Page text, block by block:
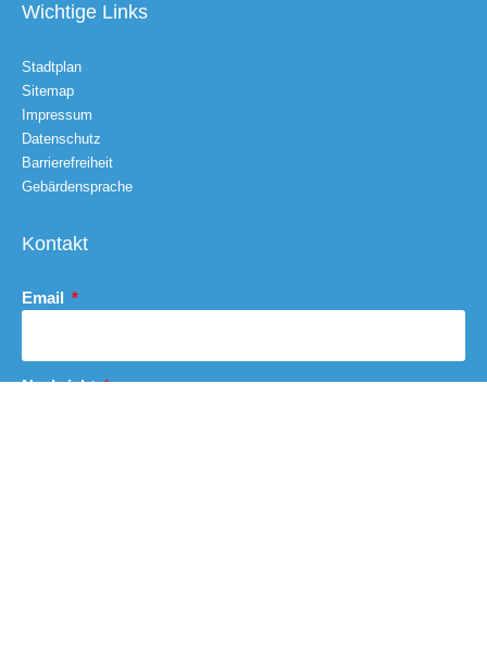
Wichtige Links
Stadtplan
Sitemap
Impressum
Datenschutz
Barrierefreiheit
Gebärdensprache
Kontakt
Email
Nachricht